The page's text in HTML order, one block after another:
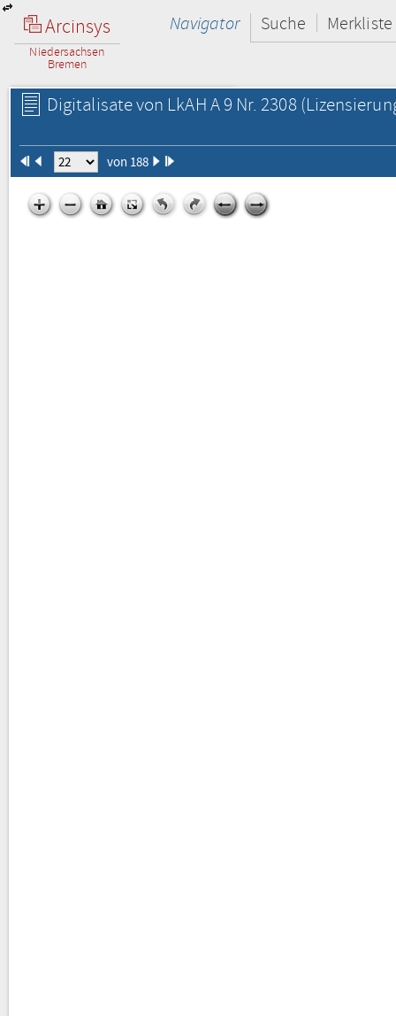
Arcinsys
Niedersachsen
Bremen
Navigator Suche Merkliste
Digitalisate von LkAH A 9 Nr. 2308
von 188